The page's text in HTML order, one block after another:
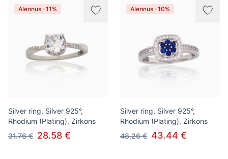
Alennus -11%
Silver ring, Silver 925°,
Rhodium (Plating), Zirkons
31.76 € 28.58 €
Alennus -10%
Silver ring, Silver 925°,
Rhodium (Plating), Zirkons
48.26 € 43.44 €